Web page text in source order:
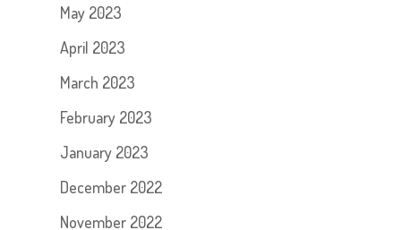
May 2023
April 2023
March 2023
February 2023
January 2023
December 2022
November 2022